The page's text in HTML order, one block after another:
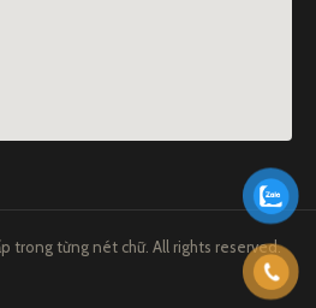
trong từng nét chữ. All rights reserved.